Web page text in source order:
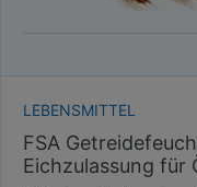
LEBENSMITTEL
FSA
Eichzulassung für